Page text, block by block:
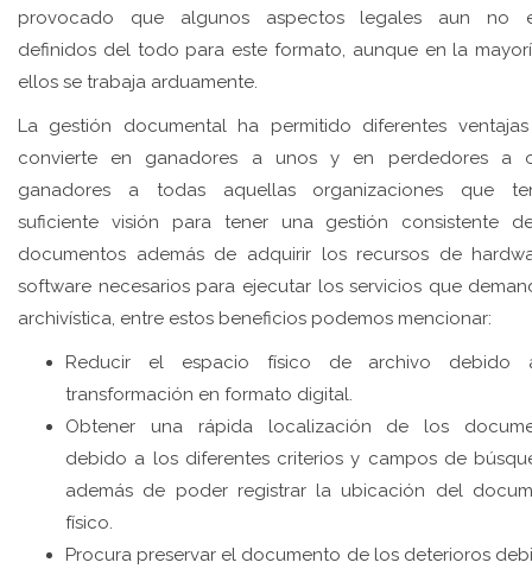
provocado que algunos aspectos legales aun no
definidos del todo para este formato, aunque en la
ellos se trabaja arduamente.
La gestión documental ha permitido diferentes
convierte en ganadores a unos y en perdedores a
ganadores a todas aquellas organizaciones que
suficiente visión para tener una gestión consistente
documentos además de adquirir los recursos de
software necesarios para ejecutar los servicios que
archivística, entre estos beneficios podemos mencionar:
Reducir el espacio físico de archivo debido
transformación en formato digital.
Obtener una rápida localización de los
debido a los diferentes criterios y campos de
además de poder registrar la ubicación del
físico.
Procura preservar el documento de los deterioros